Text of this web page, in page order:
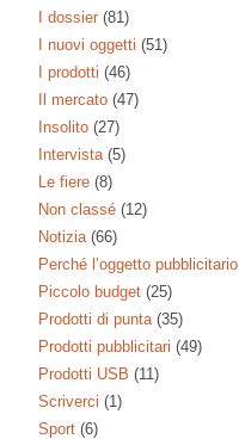
I dossier (81)
I nuovi oggetti (51)
I prodotti (46)
Il mercato (47)
Insolito (27)
Intervista (5)
Le fiere (8)
Non classé (12)
Notizia (66)
Perché l’oggetto pubblicitario
Piccolo budget (25)
Prodotti di punta (35)
Prodotti pubblicitari (49)
Prodotti USB (11)
Scriverci (1)
Sport (6)